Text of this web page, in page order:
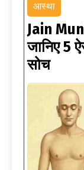
आस्था
Jain
जानिए 5
सोच